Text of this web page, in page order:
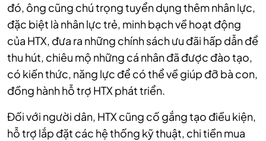
đó, ông cũng chú trọng tuyển dụng thêm nhân lực,
đặc biệt là nhân lực trẻ, minh bạch về hoạt động
của HTX, đưa ra những chính sách ưu đãi hấp dẫn để
thu hút, chiêu mộ những cá nhân đã được đào tạo,
có kiến thức, năng lực để có thể về giúp đỡ bà con,
đồng hành hỗ trợ HTX phát triển.
Đối với người dân, HTX cũng cố gắng tạo điều kiện,
hỗ trợ lắp đặt các hệ thống kỹ thuật, chi tiền mua